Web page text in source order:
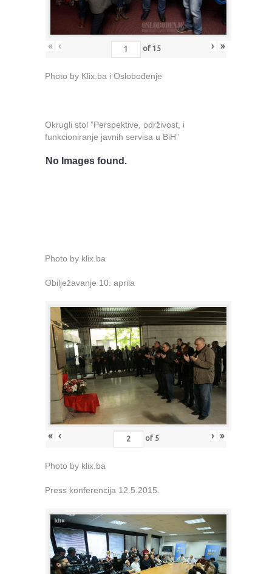
« ‹ of 15 › »
Photo by Klix.ba i Oslobođenje
Okrugli stol ”Perspektive, održivost, i
funkcioniranje javnih servisa u BiH”
No Images found.
Photo by klix.ba
Obilježavanje 10. aprila
« ‹ of 5 › »
Photo by klix.ba
Press konferencija 12.5.2015.